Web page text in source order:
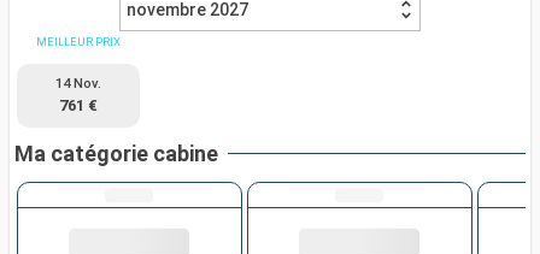
novembre 2027
MEILLEUR PRIX
14 Nov.
761 €
Ma catégorie cabine